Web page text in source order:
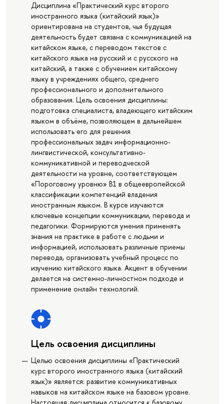
Дисциплина «Практический курс второго
иностранного языка (китайский язык)»
ориентирована на студентов, чья будущая
деятельность будет связана с коммуникацией на
китайском языке, с переводом текстов с
китайского языка на русский и с русского на
китайский, а также с обучением китайскому
языку в учреждениях общего, среднего
профессионального и дополнительного
образования. Цель освоения дисциплины:
подготовка специалиста, владеющего китайским
языком в объёме, позволяющем в дальнейшем
использовать его для решения
профессиональных задач информационно-
лингвистической, консультативно-
коммуникативной и переводческой
деятельности на уровне, соответствующем
«Пороговому уровню» B1 в общеевропейской
классификации компетенций владения
иностранным языком. В курсе изучаются
ключевые концепции коммуникации, перевода и
педагогики. Формируются умения применять
знания на практике в работе с людьми и
информацией, использовать различные приемы
перевода, организовать учебный процесс по
изучению китайского языка. Акцент в обучении
делается на системно-личностном подходе и
применение онлайн технологий.
Цель освоения дисциплины
Целью освоения дисциплины «Практический
курс второго иностранного языка (китайский
язык)» является: развитие коммуникативных
навыков на китайском языке на базовом уровне.